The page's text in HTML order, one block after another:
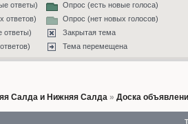
ответы)
ответов)
ответы)
Опрос (есть новые голоса)
Опрос (нет новых голосов)
Закрытая тема
Тема перемещена
Салда и Нижняя Салда» Доска